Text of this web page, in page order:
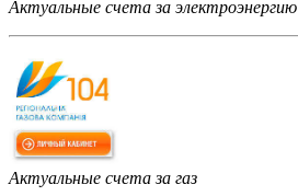
Актуальные счета за электроэнергию
Актуальные счета за газ